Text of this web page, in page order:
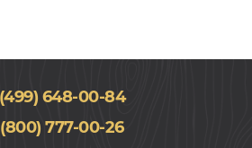
100x600, 8мм
Елка Английская, Влагостойкий
648-00-84
777-00-26